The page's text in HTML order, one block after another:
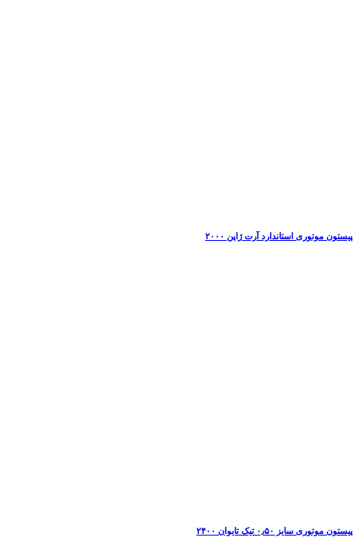
پیستون موتوری استاندارد آرت ژاپن ۲۰۰۰
پیستون موتوری سایز ۰٫۵۰ تیک تایوان ۲۴۰۰